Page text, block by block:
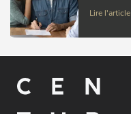
Lire l'article